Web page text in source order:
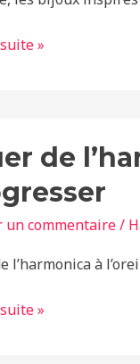
»
de
un commentaire/
l’harmonica à
»